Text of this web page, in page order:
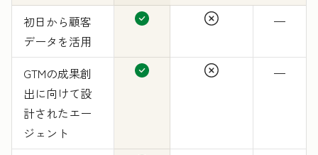
初日から顧客
データを活用
—
GTMの成果創
出に向けて設
計されたエー
ジェント
—